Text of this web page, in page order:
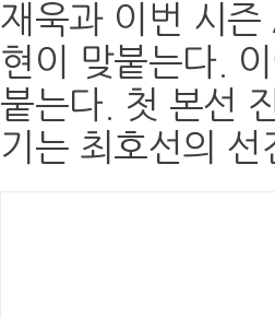
재욱과 이번 시즌
현이 맞붙는다.
붙는다. 첫 본선
기는 최호선의 선